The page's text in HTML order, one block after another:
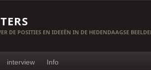
DE POSITIES EN IDEEËN IN DE HEDENDAAGSE
interview Info